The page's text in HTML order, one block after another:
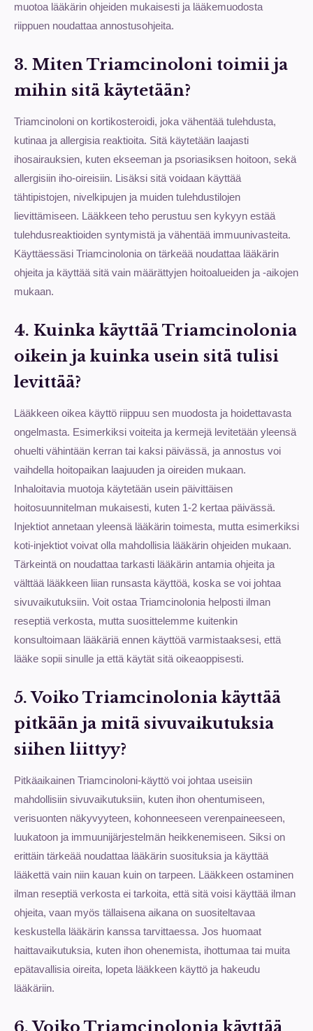
muotoa lääkärin ohjeiden mukaisesti ja lääkemuodosta
riippuen noudattaa annostusohjeita.
3. Miten Triamcinoloni toimii ja
mihin sitä käytetään?
Triamcinoloni on kortikosteroidi, joka vähentää tulehdusta,
kutinaa ja allergisia reaktioita. Sitä käytetään laajasti
ihosairauksien, kuten ekseeman ja psoriasiksen hoitoon, sekä
allergisiin iho-oireisiin. Lisäksi sitä voidaan käyttää
tähtipistojen, nivelkipujen ja muiden tulehdustilojen
lievittämiseen. Lääkkeen teho perustuu sen kykyyn estää
tulehdusreaktioiden syntymistä ja vähentää immuunivasteita.
Käyttäessäsi Triamcinolonia on tärkeää noudattaa lääkärin
ohjeita ja käyttää sitä vain määrättyjen hoitoalueiden ja -aikojen
mukaan.
4. Kuinka käyttää Triamcinolonia
oikein ja kuinka usein sitä tulisi
levittää?
Lääkkeen oikea käyttö riippuu sen muodosta ja hoidettavasta
ongelmasta. Esimerkiksi voiteita ja kermejä levitetään yleensä
ohuelti vähintään kerran tai kaksi päivässä, ja annostus voi
vaihdella hoitopaikan laajuuden ja oireiden mukaan.
Inhaloitavia muotoja käytetään usein päivittäisen
hoitosuunnitelman mukaisesti, kuten 1-2 kertaa päivässä.
Injektiot annetaan yleensä lääkärin toimesta, mutta esimerkiksi
koti-injektiot voivat olla mahdollisia lääkärin ohjeiden mukaan.
Tärkeintä on noudattaa tarkasti lääkärin antamia ohjeita ja
välttää lääkkeen liian runsasta käyttöä, koska se voi johtaa
sivuvaikutuksiin. Voit ostaa Triamcinolonia helposti ilman
reseptiä verkosta, mutta suosittelemme kuitenkin
konsultoimaan lääkäriä ennen käyttöä varmistaaksesi, että
lääke sopii sinulle ja että käytät sitä oikeaoppisesti.
5. Voiko Triamcinolonia käyttää
pitkään ja mitä sivuvaikutuksia
siihen liittyy?
Pitkäaikainen Triamcinoloni-käyttö voi johtaa useisiin
mahdollisiin sivuvaikutuksiin, kuten ihon ohentumiseen,
verisuonten näkyvyyteen, kohonneeseen verenpaineeseen,
luukatoon ja immuunijärjestelmän heikkenemiseen. Siksi on
erittäin tärkeää noudattaa lääkärin suosituksia ja käyttää
lääkettä vain niin kauan kuin on tarpeen. Lääkkeen ostaminen
ilman reseptiä verkosta ei tarkoita, että sitä voisi käyttää ilman
ohjeita, vaan myös tällaisena aikana on suositeltavaa
keskustella lääkärin kanssa tarvittaessa. Jos huomaat
haittavaikutuksia, kuten ihon ohenemista, ihottumaa tai muita
epätavallisia oireita, lopeta lääkkeen käyttö ja hakeudu
lääkäriin.
6. Voiko Triamcinolonia käyttää